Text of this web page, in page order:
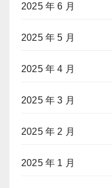
2025 年 6 月
2025 年 5 月
2025 年 4 月
2025 年 3 月
2025 年 2 月
2025 年 1 月